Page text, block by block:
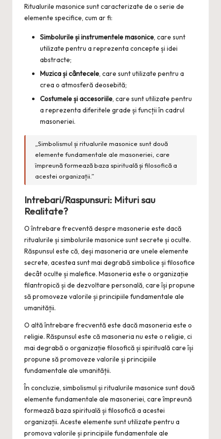
Ritualurile masonice sunt caracterizate de o serie de
elemente specifice, cum ar fi:
Simbolurile și instrumentele masonice, care sunt
utilizate pentru a reprezenta concepte și idei
abstracte;
Muzica și cântecele, care sunt utilizate pentru a
crea o atmosferă deosebită;
Costumele și accesoriile, care sunt utilizate pentru
a reprezenta diferitele grade și funcții în cadrul
masoneriei.
„Simbolismul și ritualurile masonice sunt două
elemente fundamentale ale masoneriei, care
împreună formează baza spirituală și filosofică a
acestei organizații.”
Intrebari/Raspunsuri: Mituri sau
Realitate?
O întrebare frecventă despre masonerie este dacă
ritualurile și simbolurile masonice sunt secrete și oculte.
Răspunsul este că, deși masoneria are unele elemente
secrete, acestea sunt mai degrabă simbolice și filosofice
decât oculte și malefice. Masoneria este o organizație
filantropică și de dezvoltare personală, care își propune
să promoveze valorile și principiile fundamentale ale
umanității.
O altă întrebare frecventă este dacă masoneria este o
religie. Răspunsul este că masoneria nu este o religie, ci
mai degrabă o organizație filosofică și spirituală care își
propune să promoveze valorile și principiile
fundamentale ale umanității.
În concluzie, simbolismul și ritualurile masonice sunt două
elemente fundamentale ale masoneriei, care împreună
formează baza spirituală și filosofică a acestei
organizații. Aceste elemente sunt utilizate pentru a
promova valorile și principiile fundamentale ale